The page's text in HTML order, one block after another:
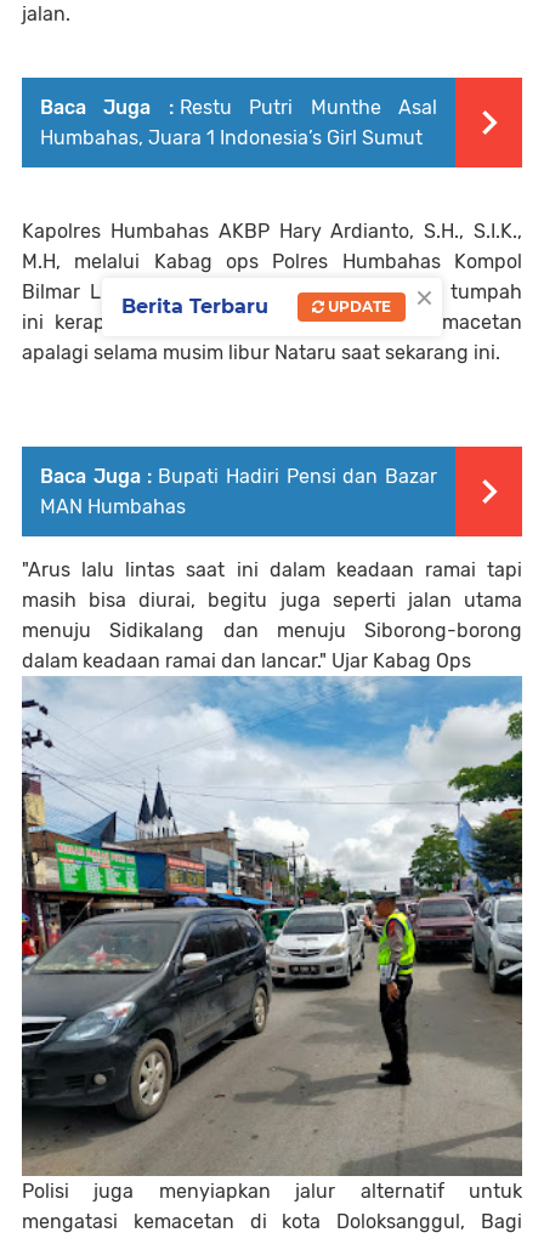
jalan.
Baca Juga : Restu Putri Munthe Asal
Humbahas, Juara 1 Indonesia’s Girl Sumut
Kapolres Humbahas AKBP Hary Ardianto, S.H., S.I.K.,
M.H, melalui Kabag ops Polres Humbahas Kompol
Bilmar Limbong mengatakan Aktivitas pasar tumpah
ini kerap menjadi salah satu titik rawan kemacetan
apalagi selama musim libur Nataru saat sekarang ini.
Baca Juga : Bupati Hadiri Pensi dan Bazar
MAN Humbahas
"Arus lalu lintas saat ini dalam keadaan ramai tapi
masih bisa diurai, begitu juga seperti jalan utama
menuju Sidikalang dan menuju Siborong-borong
dalam keadaan ramai dan lancar." Ujar Kabag Ops
Polisi juga menyiapkan jalur alternatif untuk
mengatasi kemacetan di kota Doloksanggul, Bagi
×
Berita Terbaru UPDATE